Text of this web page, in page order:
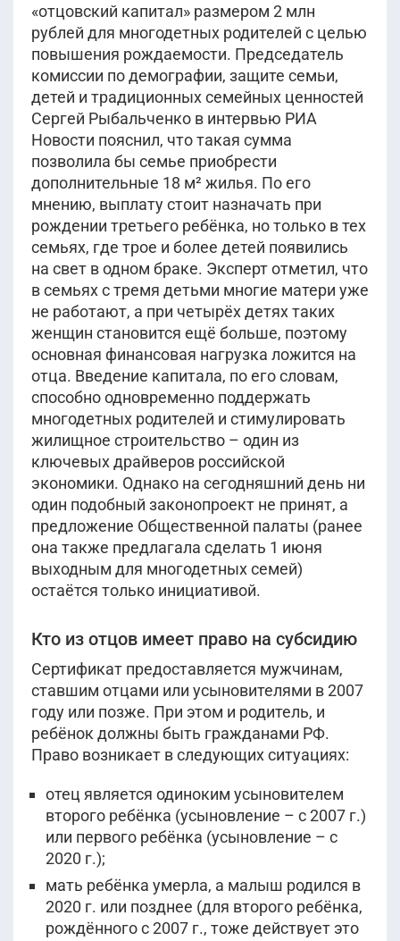
«отцовский капитал» размером 2 млн
рублей для многодетных родителей с целью
повышения рождаемости. Председатель
комиссии по демографии, защите семьи,
детей и традиционных семейных ценностей
Сергей Рыбальченко в интервью РИА
Новости пояснил, что такая сумма
позволила бы семье приобрести
дополнительные 18 м² жилья. По его
мнению, выплату стоит назначать при
рождении третьего ребёнка, но только в тех
семьях, где трое и более детей появились
на свет в одном браке. Эксперт отметил, что
в семьях с тремя детьми многие матери уже
не работают, а при четырёх детях таких
женщин становится ещё больше, поэтому
основная финансовая нагрузка ложится на
отца. Введение капитала, по его словам,
способно одновременно поддержать
многодетных родителей и стимулировать
жилищное строительство – один из
ключевых драйверов российской
экономики. Однако на сегодняшний день ни
один подобный законопроект не принят, а
предложение Общественной палаты (ранее
она также предлагала сделать 1 июня
выходным для многодетных семей)
остаётся только инициативой.
Кто из отцов имеет право на субсидию
Сертификат предоставляется мужчинам,
ставшим отцами или усыновителями в 2007
году или позже. При этом и родитель, и
ребёнок должны быть гражданами РФ.
Право возникает в следующих ситуациях:
отец является одиноким усыновителем
второго ребёнка (усыновление – с 2007 г.)
или первого ребёнка (усыновление – с
2020 г.);
мать ребёнка умерла, а малыш родился в
2020 г. или позднее (для второго ребёнка,
рождённого с 2007 г., тоже действует это